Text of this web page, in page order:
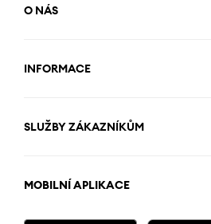
O NÁS
INFORMACE
SLUŽBY ZÁKAZNÍKŮM
MOBILNÍ APLIKACE